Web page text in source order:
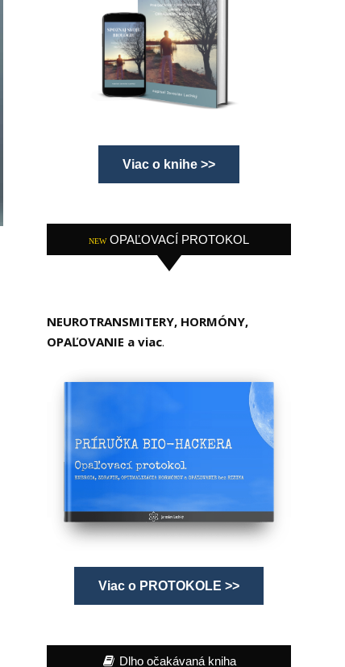
Viac o knihe >>
NEW OPAĽOVACÍ PROTOKOL
NEUROTRANSMITERY, HORMÓNY,
OPAĽOVANIE a viac.
Viac o PROTOKOLE >>
Dlho očakávaná kniha